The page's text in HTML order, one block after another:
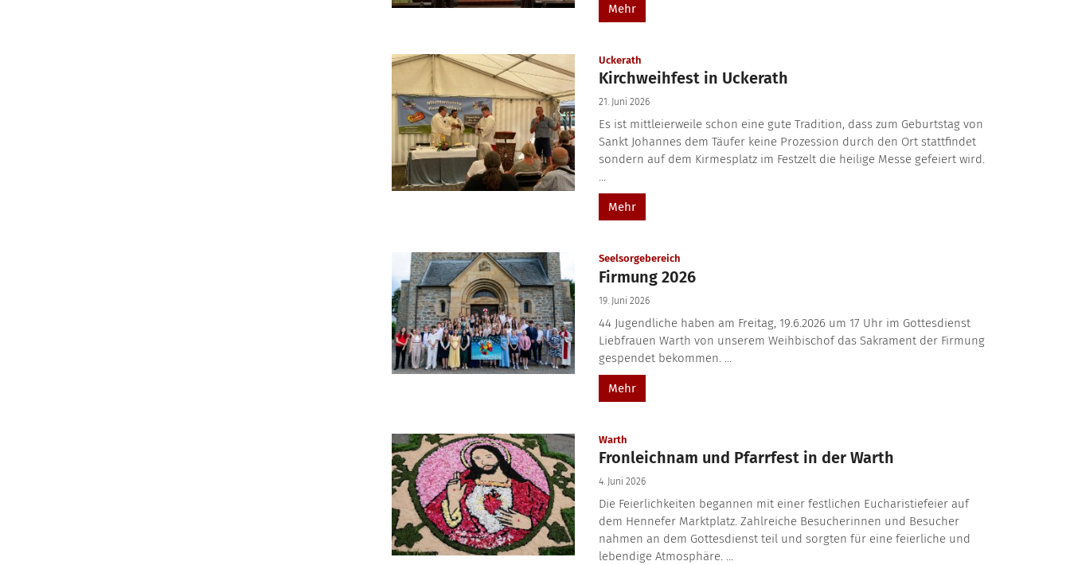
Mehr
Uckerath
Kirchweihfest in Uckerath
21. Juni 2026
Es ist mittleierweile schon eine gute Tradition, dass zum Geburtstag von
Sankt Johannes dem Täufer keine Prozession durch den Ort stattfindet
sondern auf dem Kirmesplatz im Festzelt die heilige Messe gefeiert wird.
...
Mehr
Seelsorgebereich
Firmung 2026
19. Juni 2026
44 Jugendliche haben am Freitag, 19.6.2026 um 17 Uhr im Gottesdienst
Liebfrauen Warth von unserem Weihbischof das Sakrament der Firmung
gespendet bekommen. ...
Mehr
Warth
Fronleichnam und Pfarrfest in der Warth
4. Juni 2026
Die Feierlichkeiten begannen mit einer festlichen Eucharistiefeier auf
dem Hennefer Marktplatz. Zahlreiche Besucherinnen und Besucher
nahmen an dem Gottesdienst teil und sorgten für eine feierliche und
lebendige Atmosphäre. ...